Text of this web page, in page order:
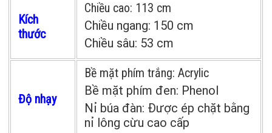
Kích
thước
Chiều cao: 113 cm
Chiều ngang: 150 cm
Chiều sâu: 53 cm
Độ nhạy
Bề mặt phím trắng: Acrylic
Bề mặt phím đen: Phenol
Nỉ búa đàn: Được ép chặt bằng
nỉ lông cừu cao cấp